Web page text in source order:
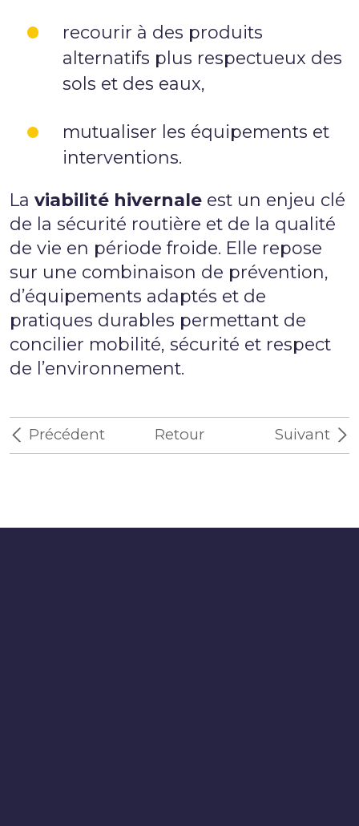
recourir à des produits
alternatifs plus respectueux des
sols et des eaux,
mutualiser les équipements et
interventions.
Laviabilité hivernale est un enjeu clé
de la sécurité routière et de la qualité
de vie en période froide. Elle repose
sur une combinaison de prévention,
d’équipements adaptés et de
pratiques durables permettant de
concilier mobilité, sécurité et respect
de l’environnement.
Précédent Retour Suivant